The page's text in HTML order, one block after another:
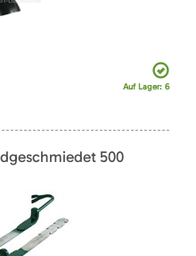
Auf Lager: 6
500